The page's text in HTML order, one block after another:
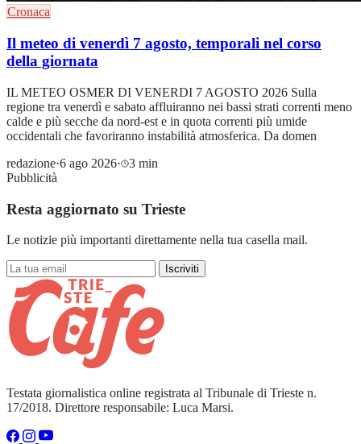
Cronaca
Il meteo di venerdì 7 agosto, temporali nel corso
della giornata
IL METEO OSMER DI VENERDI 7 AGOSTO 2026 Sulla
regione tra venerdì e sabato affluiranno nei bassi strati correnti meno
calde e più secche da nord-est e in quota correnti più umide
occidentali che favoriranno instabilità atmosferica. Da domen
redazione·6 ago 2026·
3 min
Pubblicità
Resta aggiornato su Trieste
Le notizie più importanti direttamente nella tua casella mail.
Iscriviti
Testata giornalistica online registrata al Tribunale di Trieste n.
17/2018. Direttore responsabile: Luca Marsi.